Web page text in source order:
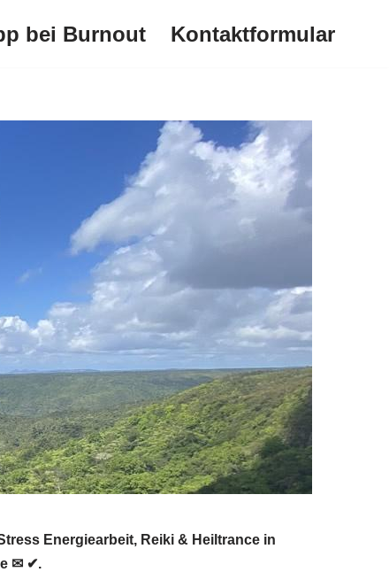
bei Burnout Kontaktformular
Energiearbeit, Reiki & Heiltrance in
✉ ✔.